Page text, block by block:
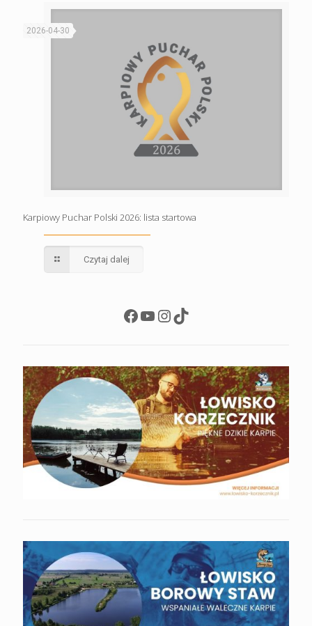
2026-04-30
Karpiowy Puchar Polski 2026: lista startowa
Czytaj dalej
Facebook
YouTube
Instagram
TikTok